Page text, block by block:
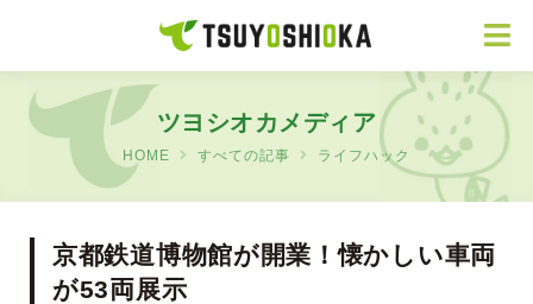
ツヨシオカメディア
HOME すべての記事 ライフハック
京都鉄道博物館が開業！懐かしい車両
が53両展示